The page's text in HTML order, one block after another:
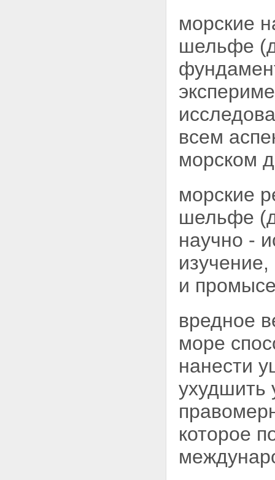
морские
шельфе
всем
морском
морские
шельфе
научно -
и
вредное
море
нанести
ухудшить
которое